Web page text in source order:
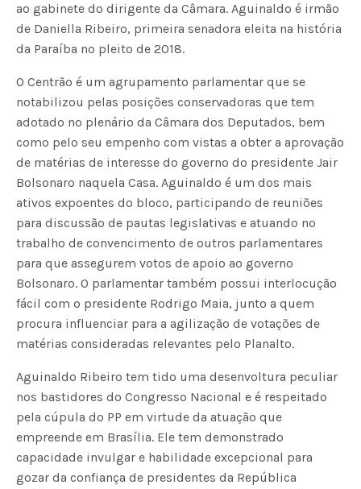
ao gabinete do dirigente da Câmara. Aguinaldo é irmão
de Daniella Ribeiro, primeira senadora eleita na história
da Paraíba no pleito de 2018.
O Centrão é um agrupamento parlamentar que se
notabilizou pelas posições conservadoras que tem
adotado no plenário da Câmara dos Deputados, bem
como pelo seu empenho com vistas a obter a aprovação
de matérias de interesse do governo do presidente Jair
Bolsonaro naquela Casa. Aguinaldo é um dos mais
ativos expoentes do bloco, participando de reuniões
para discussão de pautas legislativas e atuando no
trabalho de convencimento de outros parlamentares
para que assegurem votos de apoio ao governo
Bolsonaro. O parlamentar também possui interlocução
fácil com o presidente Rodrigo Maia, junto a quem
procura influenciar para a agilização de votações de
matérias consideradas relevantes pelo Planalto.
Aguinaldo Ribeiro tem tido uma desenvoltura peculiar
nos bastidores do Congresso Nacional e é respeitado
pela cúpula do PP em virtude da atuação que
empreende em Brasília. Ele tem demonstrado
capacidade invulgar e habilidade excepcional para
gozar da confiança de presidentes da República